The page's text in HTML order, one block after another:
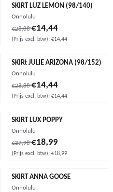
14,44
SKIRT LUZ LEMON (98/140)
Merk:
Onnolulu
Van 28,88 voor 14,44, exclusief
€28,88€14,44
(Prijs excl. btw): €14,44
14,44
SKIRt JULIE ARIZONA (98/152)
Merk:
Onnolulu
Van 28,88 voor 14,44, exclusief
€28,88€14,44
(Prijs excl. btw): €14,44
14,44
SKIRT LUX POPPY
Merk:
Onnolulu
Van 37,98 voor 18,99, exclusief
€37,98€18,99
(Prijs excl. btw): €18,99
SKIRT ANNA GOOSE
Merk:
Onnolulu